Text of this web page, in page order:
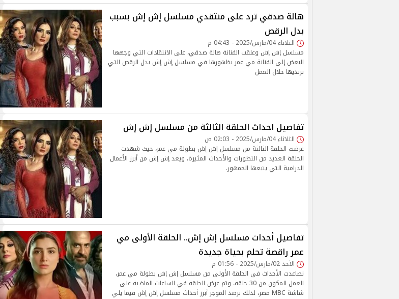
هالة صدقي ترد على منتقدي مسلسل إش إش بسبب
بدل الرقص
الثلاثاء 04/مارس/2025 - 04:43 م
مسلسل إش إش وعلقت الفنانة هالة صدقي، على الانتقادات التي وجهها
البعض إلى الفنانة مي عمر بظهورها في مسلسل إش إش بدل الرقص التي
ترتديها خلال العمل
تفاصيل احداث الحلقة الثالثة من مسلسل إش إش
الثلاثاء 04/مارس/2025 - 02:03 ص
عرضت الحلقة الثالثة من مسلسل إش إش بطولة مي عمر، حيث شهدت
الحلقة العديد من التطورات والأحداث المثيرة، ويعد إش إش من أبرز الأعمال
الدرامية التي يتبعها الجمهور.
تفاصيل أحداث مسلسل إش إش.. الحلقة الأولى مي
عمر راقصة تحلم بحياة جديدة
الأحد 02/مارس/2025 - 01:56 م
تصاعدت الأحداث في الحلقة الأولى من مسلسل إش إش بطولة مي عمر،
العمل المكون من 30 حلقة، وتم عرض الحلقة في الساعات الماضية على
شاشة MBC مصر، لذلك يرصد الموجز أبرز أحداث مسلسل إش إش فيما يلي